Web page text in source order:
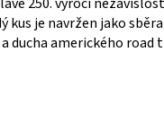
kus je navržen jako
ducha amerického road